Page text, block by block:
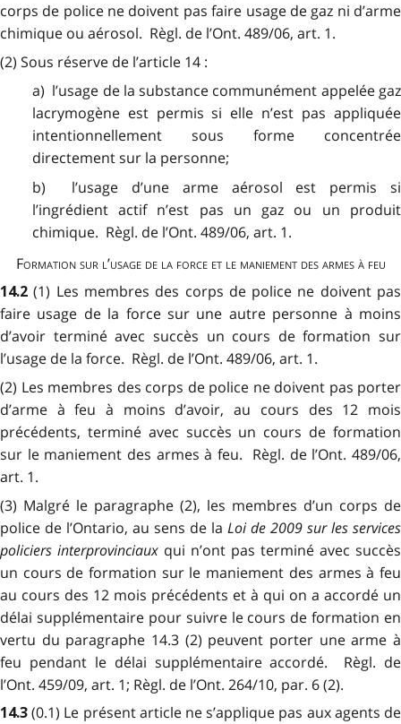
corps de police ne doivent pas faire usage de gaz ni d’arme
chimique ou aérosol. Règl. de l’Ont. 489/06, art. 1.
(2) Sous réserve de l’article 14 :
a) l’usage de la substance communément appelée gaz
lacrymogène est permis si elle n’est pas appliquée
intentionnellement sous forme concentrée
directement sur la personne;
b) l’usage d’une arme aérosol est permis si
l’ingrédient actif n’est pas un gaz ou un produit
chimique. Règl. de l’Ont. 489/06, art. 1.
Formation sur l’usage de la force et le maniement des armes à feu
14.2(1) Les membres des corps de police ne doivent pas
faire usage de la force sur une autre personne à moins
d’avoir terminé avec succès un cours de formation sur
l’usage de la force. Règl. de l’Ont. 489/06, art. 1.
(2) Les membres des corps de police ne doivent pas porter
d’arme à feu à moins d’avoir, au cours des 12 mois
précédents, terminé avec succès un cours de formation
sur le maniement des armes à feu. Règl. de l’Ont. 489/06,
art. 1.
(3) Malgré le paragraphe (2), les membres d’un corps de
police de l’Ontario, au sens de la Loi de 2009 sur les services
policiers interprovinciaux qui n’ont pas terminé avec succès
un cours de formation sur le maniement des armes à feu
au cours des 12 mois précédents et à qui on a accordé un
délai supplémentaire pour suivre le cours de formation en
vertu du paragraphe 14.3 (2) peuvent porter une arme à
feu pendant le délai supplémentaire accordé. Règl. de
l’Ont. 459/09, art. 1; Règl. de l’Ont. 264/10, par. 6 (2).
14.3(0.1) Le présent article ne s’applique pas aux agents de